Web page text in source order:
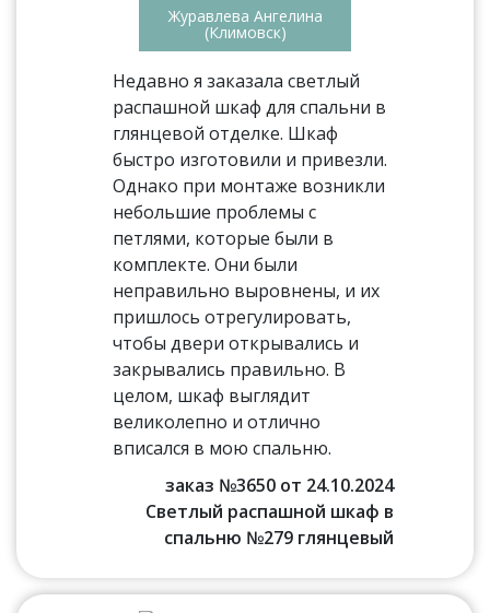
Журавлева Ангелина
(Климовск)
Недавно я заказала светлый
распашной шкаф для спальни в
глянцевой отделке. Шкаф
быстро изготовили и привезли.
Однако при монтаже возникли
небольшие проблемы с
петлями, которые были в
комплекте. Они были
неправильно выровнены, и их
пришлось отрегулировать,
чтобы двери открывались и
закрывались правильно. В
целом, шкаф выглядит
великолепно и отлично
вписался в мою спальню.
заказ №3650 от 24.10.2024
Светлый распашной шкаф в
спальню №279 глянцевый